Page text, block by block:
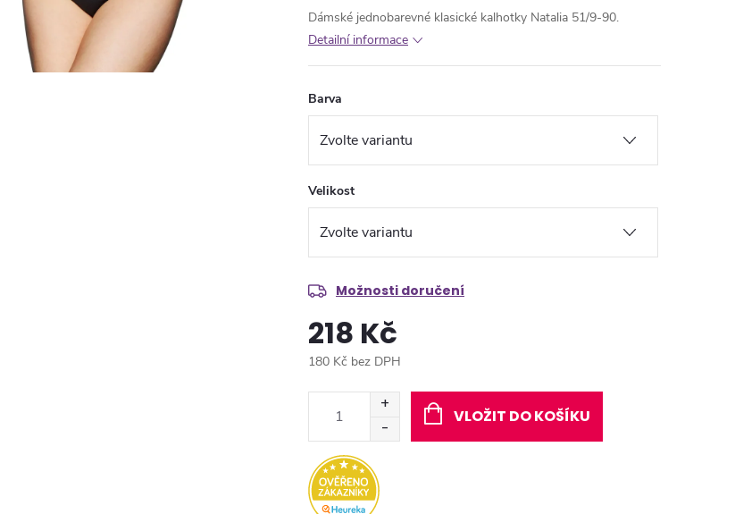
Dámské jednobarevné klasické kalhotky Natalia 51/9-90.
Detailní informace
Barva
Velikost
Možnosti doručení
218 Kč
180 Kč bez DPH
VLOŽIT DO KOŠÍKU